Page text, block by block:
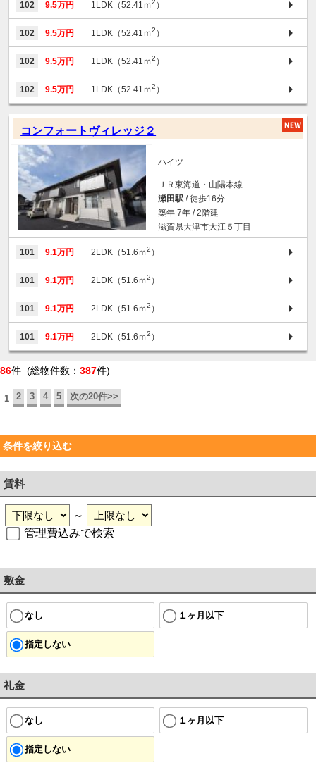
102 9.5万円 1LDK（52.41ｍ2 ）
102 9.5万円 1LDK（52.41ｍ2 ）
102 9.5万円 1LDK（52.41ｍ2 ）
102 9.5万円 1LDK（52.41ｍ2 ）
コンフォートヴィレッジ２
ハイツ
ＪＲ東海道・山陽本線
瀬田駅 / 徒歩16分
築年 7年 / 2階建
滋賀県大津市大江５丁目
101 9.1万円 2LDK（51.6ｍ2 ）
101 9.1万円 2LDK（51.6ｍ2 ）
101 9.1万円 2LDK（51.6ｍ2 ）
101 9.1万円 2LDK（51.6ｍ2 ）
86件 (総物件数： 387件)
1 2 3 4 5 次の20件>>
条件を絞り込む
賃料
～
管理費込みで検索
敷金
なし １ヶ月以下
指定しない
礼金
なし １ヶ月以下
指定しない